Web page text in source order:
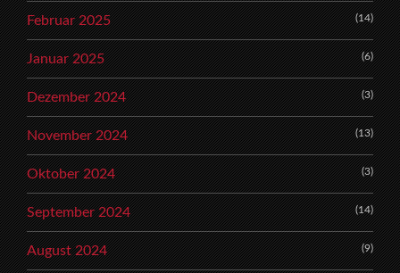
Februar 2025 (14)
Januar 2025 (6)
Dezember 2024 (3)
November 2024 (13)
Oktober 2024 (3)
September 2024 (14)
August 2024 (9)